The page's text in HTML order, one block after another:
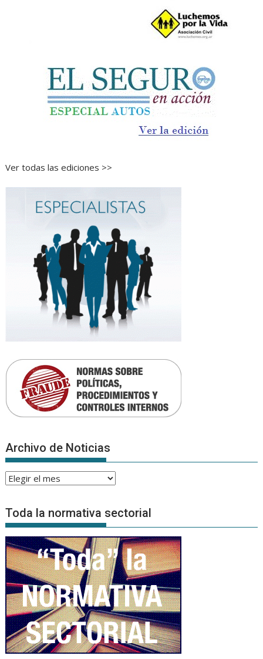
Ver todas las ediciones >>
Archivo de Noticias
Archivo
Noticias
Toda la normativa sectorial